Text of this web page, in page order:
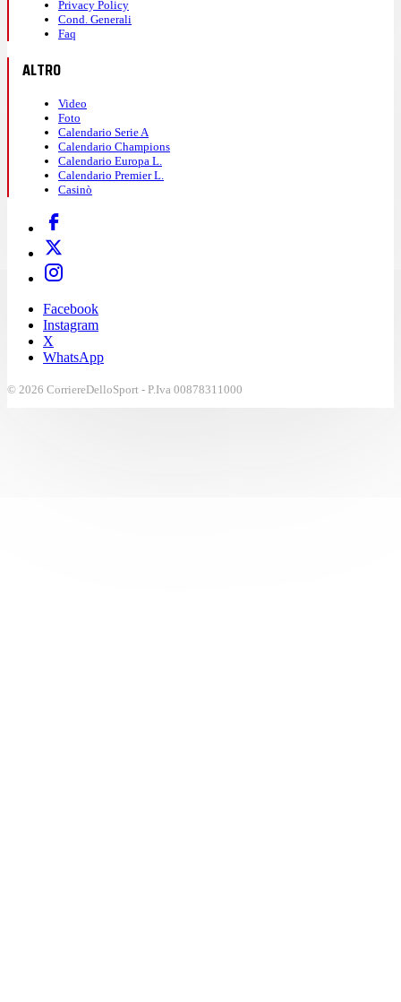
Privacy Policy
Cond. Generali
Faq
ALTRO
Video
Foto
Calendario Serie A
Calendario Champions
Calendario Europa L.
Calendario Premier L.
Casinò
Facebook
Instagram
X
WhatsApp
© 2026 CorriereDelloSport - P.Iva 00878311000